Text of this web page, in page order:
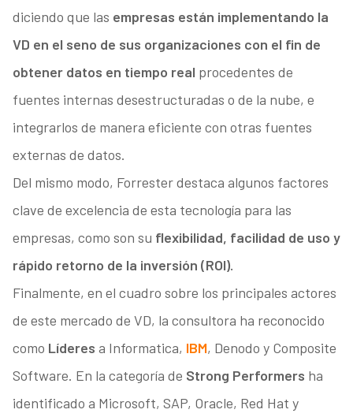
diciendo que las empresas están implementando la
VD en el seno de sus organizaciones con el fin de
obtener datos en tiempo real procedentes de
fuentes internas desestructuradas o de la nube, e
integrarlos de manera eficiente con otras fuentes
externas de datos.
Del mismo modo, Forrester destaca algunos factores
clave de excelencia de esta tecnología para las
empresas, como son su flexibilidad, facilidad de uso y
rápido retorno de la inversión (ROI).
Finalmente, en el cuadro sobre los principales actores
de este mercado de VD, la consultora ha reconocido
como Líderes a Informatica, IBM, Denodo y Composite
Software. En la categoría de Strong Performers ha
identificado a Microsoft, SAP, Oracle, Red Hat y